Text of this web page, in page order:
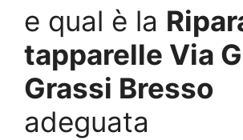
e qual è la
tapparelle Via
Grassi Bresso
adeguata